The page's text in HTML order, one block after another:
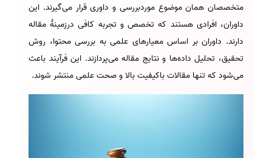
متخصصان همان موضوع موردبررسی و داوری قرار می‌گیرند. این
داوران، افرادی هستند که تخصص و تجربه کافی درزمینهٔ مقاله
دارند. داوران بر اساس معیارهای علمی به بررسی محتوا، روش
تحقیق، تحلیل داده‌ها و نتایج مقاله می‌پردازند. این فرآیند باعث
می‌شود که تنها مقالات باکیفیت بالا و صحت علمی منتشر شوند.